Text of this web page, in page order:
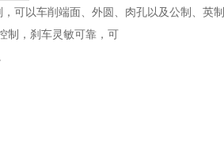
可以车削端面、外圆、肉孔以及公制、英制
制，刹车灵敏可靠，可